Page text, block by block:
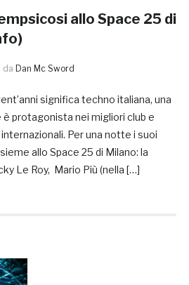
allo Space 25 di
da Dan Mc Sword
significa techno italiana, una
è protagonista nei migliori club e
Per una notte i suoi
allo Space 25 di Milano: la
Le Roy, Mario Più (nella […]